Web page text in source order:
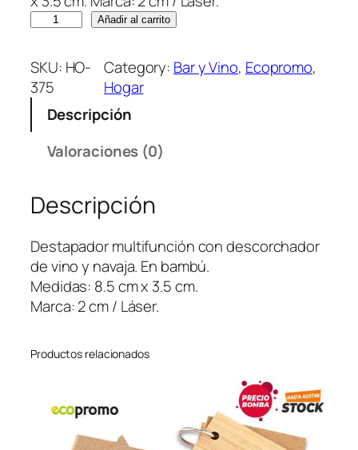
s
t
a
r
c
o
n
N
a
j
Añadir al carrito
SKU: HO-
375
Category: Bar y Vino, Ecopromo
Hogar
Descripción
Valoraciones (0)
Descripción
Destapador multifunción con descorchador
de vino y navaja. En bambú.
Medidas: 8.5 cm x 3.5 cm.
Marca: 2 cm / Láser.
Productos relacionados